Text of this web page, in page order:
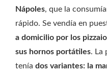
Nápoles, que la
rápido. Se vendía en
a domicilio por los
sus hornos portátiles. La
tenía dos variantes: la